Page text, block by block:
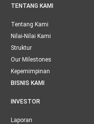
TENTANG KAMI
Tentang Kami
Nilai-Nilai Kami
Struktur
Our Milestones
Kepemimpinan
BISNIS KAMI
INVESTOR
Laporan